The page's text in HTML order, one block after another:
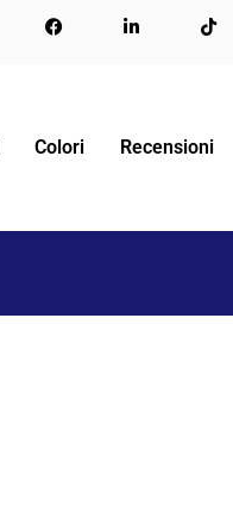
Colori Recensioni